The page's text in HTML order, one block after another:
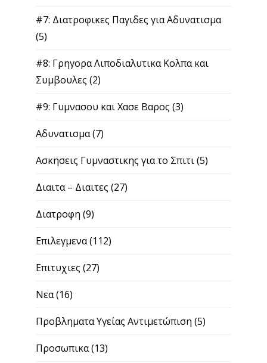
#7: Διατροφικες Παγιδες για Αδυνατισμα
(5)
#8: Γρηγορα Λιποδιαλυτικα Κολπα και
Συμβουλες (2)
#9: Γυμνασου και Χασε Βαρος (3)
Αδυνατισμα(7)
Ασκησεις Γυμναστικης για το Σπιτι(5)
Διαιτα – Διαιτες (27)
Διατροφη (9)
Επιλεγμενα(112)
Επιτυχιες (27)
Νεα(16)
Προβληματα Υγείας Αντιμετώπιση (5)
Προσωπικα(13)